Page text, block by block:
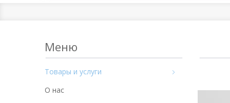
Товары и услуги
О нас